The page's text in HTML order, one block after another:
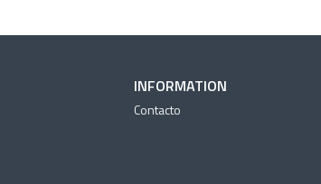
INFORMATION
Contacto